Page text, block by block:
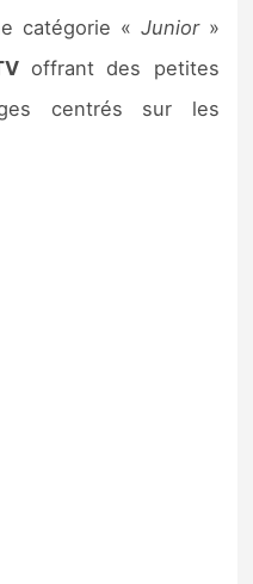
catégorie « Junior»
offrant des petites
centrés sur les